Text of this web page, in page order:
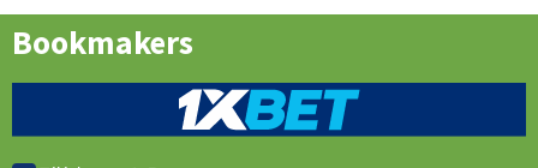
Bookmakers